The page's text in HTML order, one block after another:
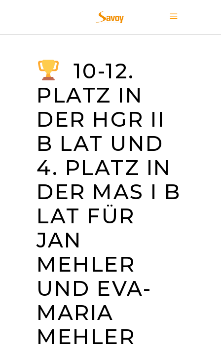
10-12.
PLATZ IN
DER HGR II
B LAT UND
4. PLATZ IN
DER MAS I B
LAT FÜR
JAN
MEHLER
UND EVA-
MARIA
MEHLER